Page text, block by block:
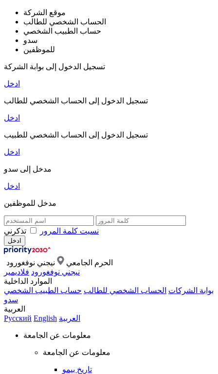
موقع الشركة
الحساب الشخصي للطالب
حساب الطبيب الشخصي
سدو
للموظفين
تسجيل الدخول إلى بوابة الشركة
ادخل
تسجيل الدخول إلى الحساب الشخصي للطالب
ادخل
تسجيل الدخول إلى الحساب الشخصي للطبيب
ادخل
مدخل إلى سدو
ادخل
مدخل للموظفين
نسيت كلمة المرور تذكرني
الحرم الجامعي
نيجني نوفغورود
نيجني نوفغورود فلاديمير
الموارد الداخلية
بوابة الشركات الحساب الشخصي للطالب حساب الطبيب الشخصي
سدو
العربية
Русский English العربية
معلومات عن الجامعة
معلومات عن الجامعة
تاريخ بيمو